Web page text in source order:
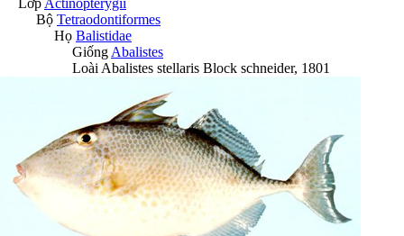
Bộ Tetraodontiformes
Họ Balistidae
Giống Abalistes
Loài Abalistes stellaris Block schneider, 1801